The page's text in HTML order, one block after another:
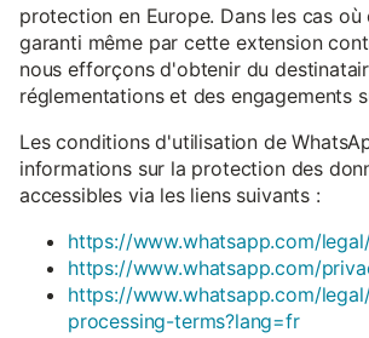
protection en Europe. Dans les cas
garanti même par cette extension
nous efforçons d'obtenir du
réglementations et des engagements
Les conditions d'utilisation de
informations sur la protection des
accessibles via les liens suivants :
https://www.whatsapp.com/
https://www.whatsapp.com/
https://www.whatsapp.com/
processing-terms?lang=fr